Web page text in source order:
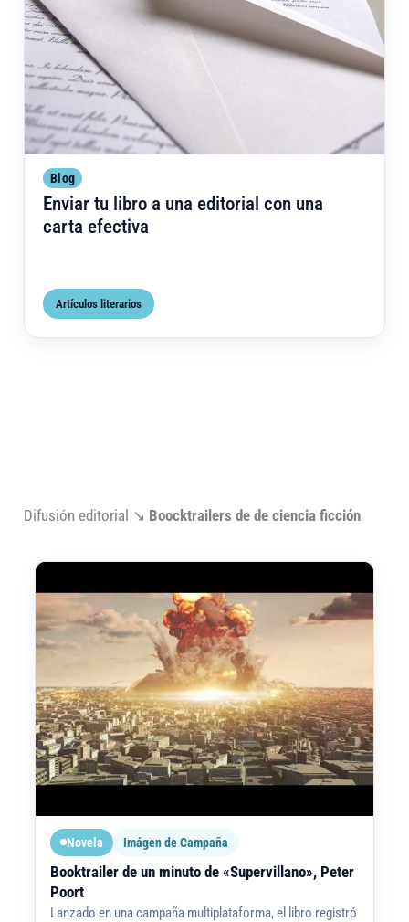
Blog
Enviar tu libro a una editorial con una
carta efectiva
Artículos literarios
Difusión editorial ↘︎ Boocktrailers de de ciencia ficción
Ejemplos de vídeos promocionales de libros
Novela Imágen de Campaña
Booktrailer de un minuto de «Supervillano», Peter
Poort
Lanzado en una campaña multiplataforma, el libro registró